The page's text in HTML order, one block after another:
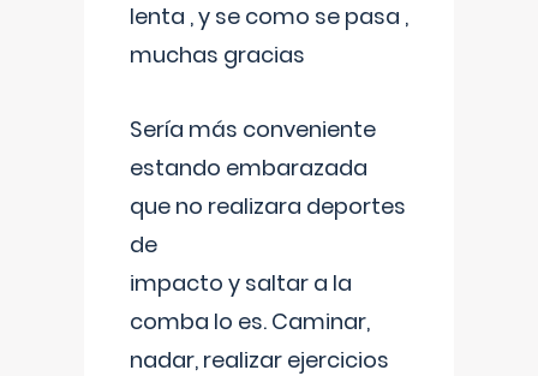
lenta , y se como se pasa ,
muchas gracias
Sería más conveniente
estando embarazada
que no realizara deportes
de
impacto y saltar a la
comba lo es. Caminar,
nadar, realizar ejercicios